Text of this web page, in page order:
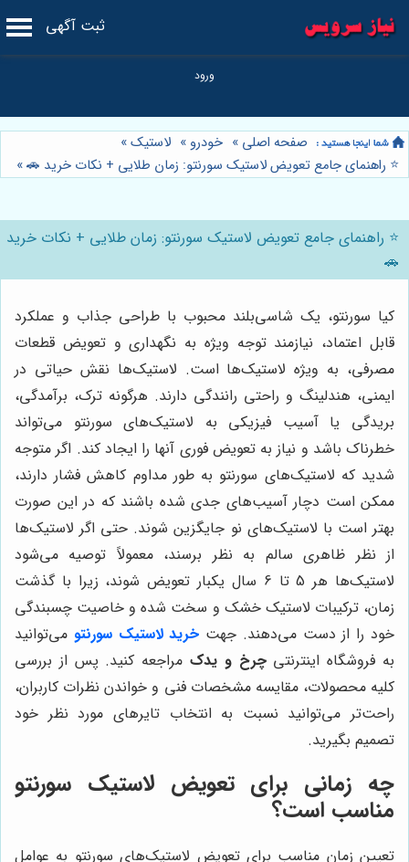
ثبت آگهی
صفحه اصلی » خودرو » لاستیک»
⭐️ راهنمای جامع تعویض لاستیک سورنتو: زمان طلایی + نکات خرید 🚗»
⭐️ راهنمای جامع تعویض لاستیک سورنتو: زمان طلایی + نکات خرید
🚗
کیا سورنتو، یک شاسی‌بلند محبوب با طراحی جذاب و عملکرد
قابل اعتماد، نیازمند توجه ویژه به نگهداری و تعویض قطعات
مصرفی، به ویژه لاستیک‌ها است. لاستیک‌ها نقش حیاتی در
ایمنی، هندلینگ و راحتی رانندگی دارند. هرگونه ترک، برآمدگی،
بریدگی یا آسیب فیزیکی به لاستیک‌های سورنتو می‌تواند
خطرناک باشد و نیاز به تعویض فوری آنها را ایجاد کند. اگر متوجه
شدید که لاستیک‌های سورنتو به طور مداوم کاهش فشار دارند،
ممکن است دچار آسیب‌های جدی شده باشند که در این صورت
بهتر است با لاستیک‌های نو جایگزین شوند. حتی اگر لاستیک‌ها
از نظر ظاهری سالم به نظر برسند، معمولاً توصیه می‌شود
لاستیک‌ها هر 5 تا 6 سال یکبار تعویض شوند، زیرا با گذشت
زمان، ترکیبات لاستیک خشک و سخت شده و خاصیت چسبندگی
خود را از دست می‌دهند. جهت خرید لاستیک سورنتو می‌توانید
به فروشگاه اینترنتیچرخ و یدک مراجعه کنید. پس از بررسی
کلیه محصولات، مقایسه مشخصات فنی و خواندن نظرات کاربران،
راحت‌تر می‌توانید نسبت به انتخاب تایرهای مورد نظر خود
تصمیم بگیرید.
چه زمانی برای تعویض لاستیک سورنتو
مناسب است؟
تعیین زمان مناسب برای تعویض لاستیک‌های سورنتو به عوامل